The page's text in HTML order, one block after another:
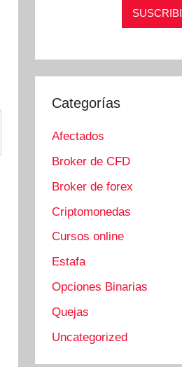
Categorías
Afectados
Broker de CFD
Broker de forex
Criptomonedas
Cursos online
Estafa
Opciones Binarias
Quejas
Uncategorized